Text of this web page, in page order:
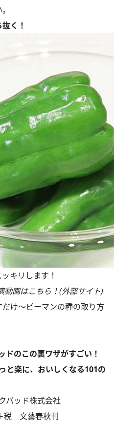
く！
キリします！
動画はこちら！(外部サイト)
け～ピーマンの種の取り方
ドのこの裏ワザがすごい！
と楽に、おいしくなる101の
パッド株式会社
税 文藝春秋刊